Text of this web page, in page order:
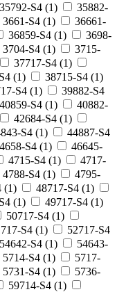
35792-S4 (1)
35882-
3661-S4 (1)
36661-
36859-S4 (1)
3698-
3704-S4 (1)
3715-
37717-S4 (1)
(1) 38715-S4 (1)
S4 (1)
39882-S4
40859-S4 (1)
40882-
42684-S4 (1)
S4 (1)
44887-S4
4658-S4 (1)
46645-
4715-S4 (1)
4717-
4788-S4 (1)
4795-
(1) 48717-S4 (1)
(1) 49717-S4 (1)
50717-S4 (1)
S4 (1)
52717-S4
54642-S4 (1)
54643-
5714-S4 (1)
5717-
5731-S4 (1)
5736-
59714-S4 (1)